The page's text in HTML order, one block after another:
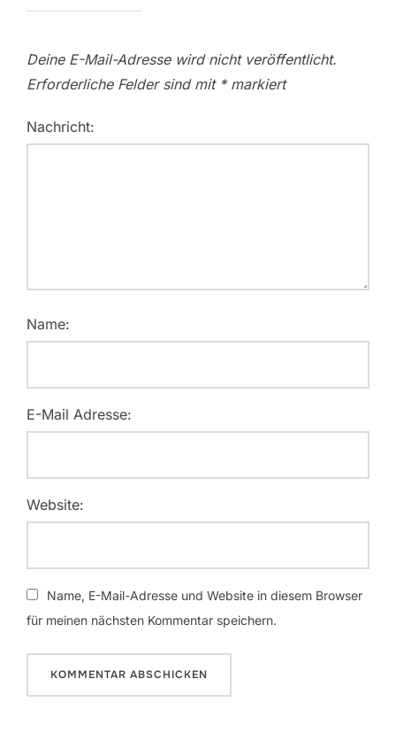
Deine E-Mail-Adresse wird nicht veröffentlicht.
Erforderliche Felder sind mit *markiert
Nachricht:
Name:
E-Mail Adresse:
Website:
Name, E-Mail-Adresse und Website in diesem Browser
für meinen nächsten Kommentar speichern.